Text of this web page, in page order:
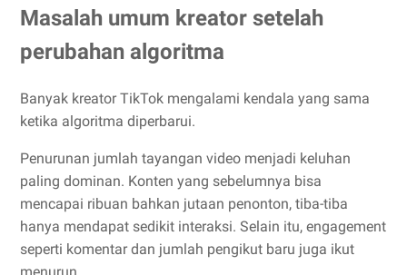
Masalah umum kreator setelah
perubahan algoritma
Banyak kreator TikTok mengalami kendala yang sama
ketika algoritma diperbarui.
Penurunan jumlah tayangan video menjadi keluhan
paling dominan. Konten yang sebelumnya bisa
mencapai ribuan bahkan jutaan penonton, tiba-tiba
hanya mendapat sedikit interaksi. Selain itu, engagement
seperti komentar dan jumlah pengikut baru juga ikut